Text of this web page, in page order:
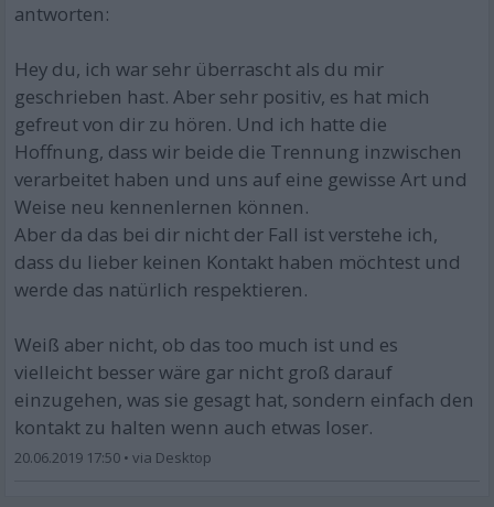
antworten:
Hey du, ich war sehr überrascht als du mir
geschrieben hast. Aber sehr positiv, es hat mich
gefreut von dir zu hören. Und ich hatte die
Hoffnung, dass wir beide die Trennung inzwischen
verarbeitet haben und uns auf eine gewisse Art und
Weise neu kennenlernen können.
Aber da das bei dir nicht der Fall ist verstehe ich,
dass du lieber keinen Kontakt haben möchtest und
werde das natürlich respektieren.
Weiß aber nicht, ob das too much ist und es
vielleicht besser wäre gar nicht groß darauf
einzugehen, was sie gesagt hat, sondern einfach den
kontakt zu halten wenn auch etwas loser.
20.06.2019 17:50 •